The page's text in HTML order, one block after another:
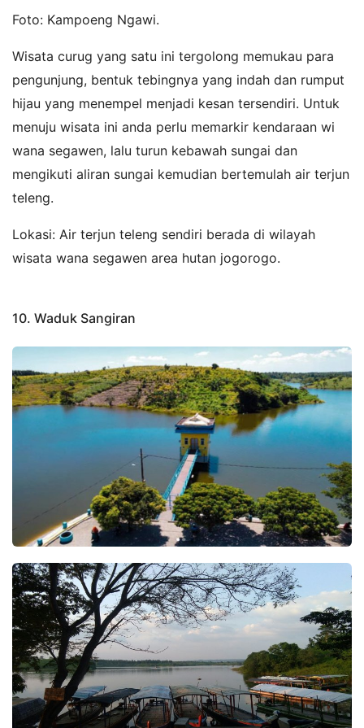
Foto: Kampoeng Ngawi.
Wisata curug yang satu ini tergolong memukau para
pengunjung, bentuk tebingnya yang indah dan rumput
hijau yang menempel menjadi kesan tersendiri. Untuk
menuju wisata ini anda perlu memarkir kendaraan wi
wana segawen, lalu turun kebawah sungai dan
mengikuti aliran sungai kemudian bertemulah air terjun
teleng.
Lokasi: Air terjun teleng sendiri berada di wilayah
wisata wana segawen area hutan jogorogo.
10. Waduk Sangiran